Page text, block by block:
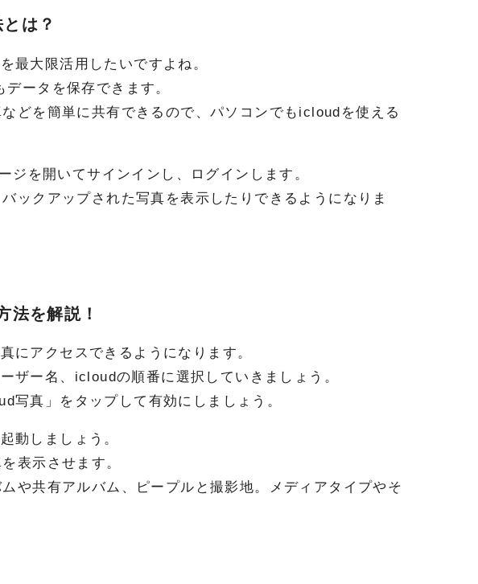
は？
最大限活用したいですよね。
ータを保存できます。
どを簡単に共有できるので、パソコンでもicloudを使える
を開いてサインインし、ログインします。
ックアップされた写真を表示したりできるようになりま
を解説！
にアクセスできるようになります。
ザー名、icloudの順番に選択していきましょう。
写真」をタップして有効にしましょう。
動しましょう。
表示させます。
や共有アルバム、ピープルと撮影地。メディアタイプやそ